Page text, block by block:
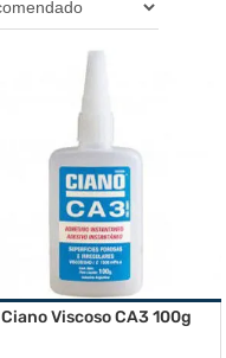
Ciano Viscoso CA3 100g